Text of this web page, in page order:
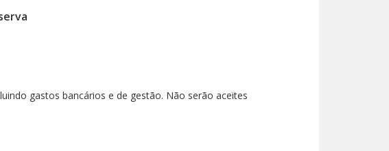
gastos bancários e de gestão. Não serão aceites